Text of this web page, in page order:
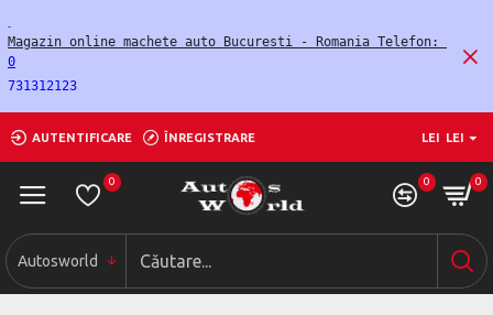
0
731312123
AUTENTIFICARE ÎNREGISTRARE LEI LEI
0 0 0
Autosworld